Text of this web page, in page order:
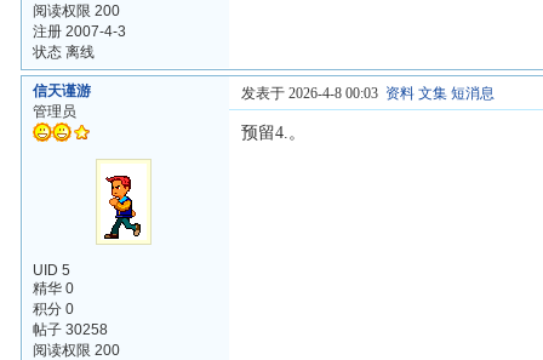
阅读权限 200
注册 2007-4-3
状态 离线
信天谨游
管理员
UID 5
精华 0
积分 0
帖子 30258
阅读权限 200
发表于 2026-4-8 00:03 资料 文集 短消息
预留4.。